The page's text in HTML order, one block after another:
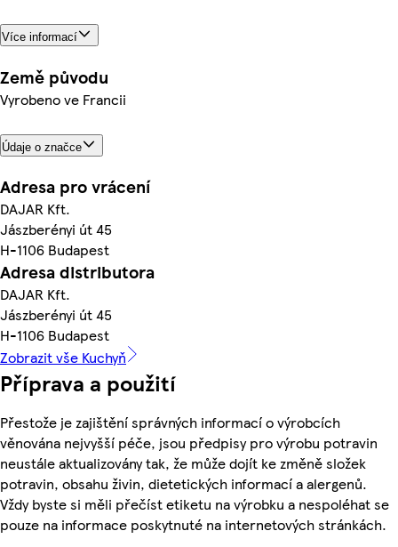
Více informací
Země původu
Vyrobeno ve Francii
Údaje o značce
Adresa pro vrácení
DAJAR Kft.
Jászberényi út 45
H-1106 Budapest
Adresa distributora
DAJAR Kft.
Jászberényi út 45
H-1106 Budapest
Zobrazit vše Kuchyň
Příprava a použití
Přestože je zajištění správných informací o výrobcích
věnována nejvyšší péče, jsou předpisy pro výrobu potravin
neustále aktualizovány tak, že může dojít ke změně složek
potravin, obsahu živin, dietetických informací a alergenů.
Vždy byste si měli přečíst etiketu na výrobku a nespoléhat se
pouze na informace poskytnuté na internetových stránkách.